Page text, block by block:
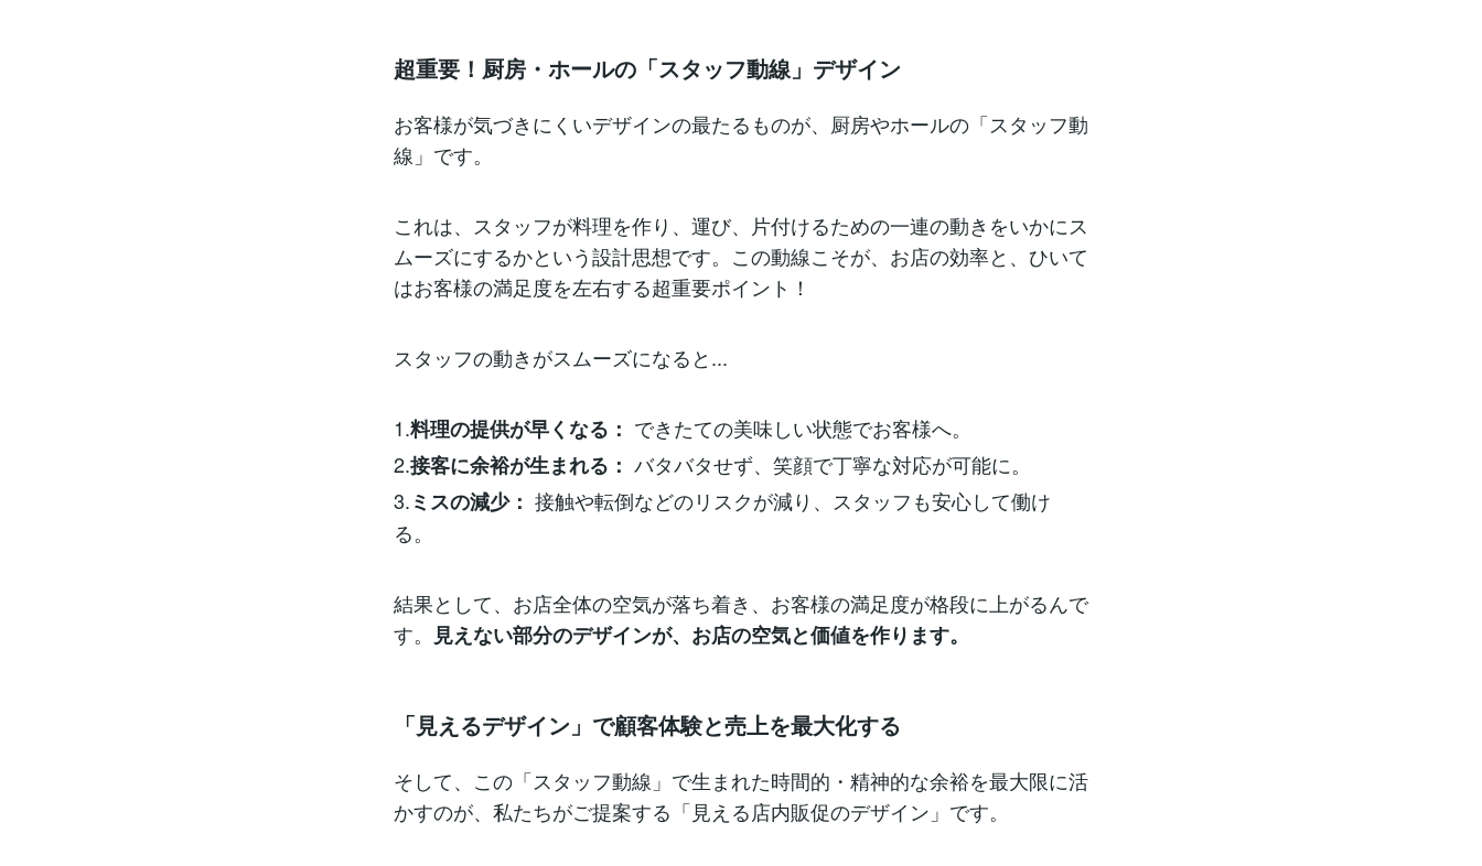
超重要！厨房・ホールの「スタッフ動線」デザイン
お客様が気づきにくいデザインの最たるものが、厨房やホールの「スタッフ動
線」です。
これは、スタッフが料理を作り、運び、片付けるための一連の動きをいかにス
ムーズにするかという設計思想です。この動線こそが、お店の効率と、ひいて
はお客様の満足度を左右する超重要ポイント！
スタッフの動きがスムーズになると...
1.料理の提供が早くなる： できたての美味しい状態でお客様へ。
2.接客に余裕が生まれる： バタバタせず、笑顔で丁寧な対応が可能に。
3.ミスの減少： 接触や転倒などのリスクが減り、スタッフも安心して働け
る。
結果として、お店全体の空気が落ち着き、お客様の満足度が格段に上がるんで
す。 見えない部分のデザインが、お店の空気と価値を作ります。
「見えるデザイン」で顧客体験と売上を最大化する
そして、この「スタッフ動線」で生まれた時間的・精神的な余裕を最大限に活
かすのが、私たちがご提案する「見える店内販促のデザイン」です。